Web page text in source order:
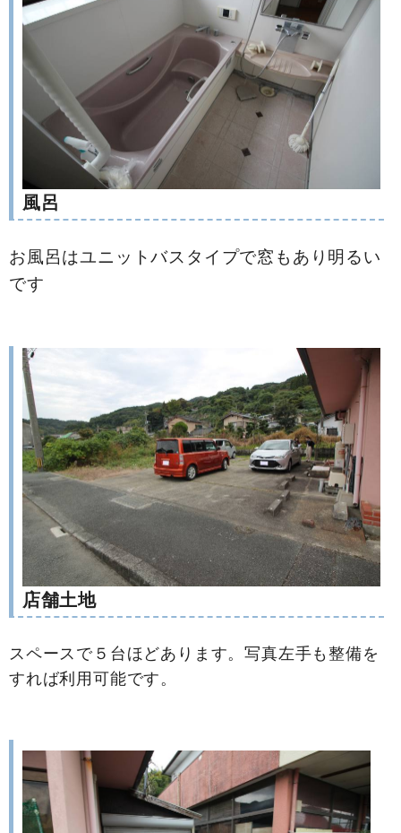
風呂
お風呂はユニットバスタイプで窓もあり明るい
です
店舗土地
スペースで５台ほどあります。写真左手も整備を
すれば利用可能です。